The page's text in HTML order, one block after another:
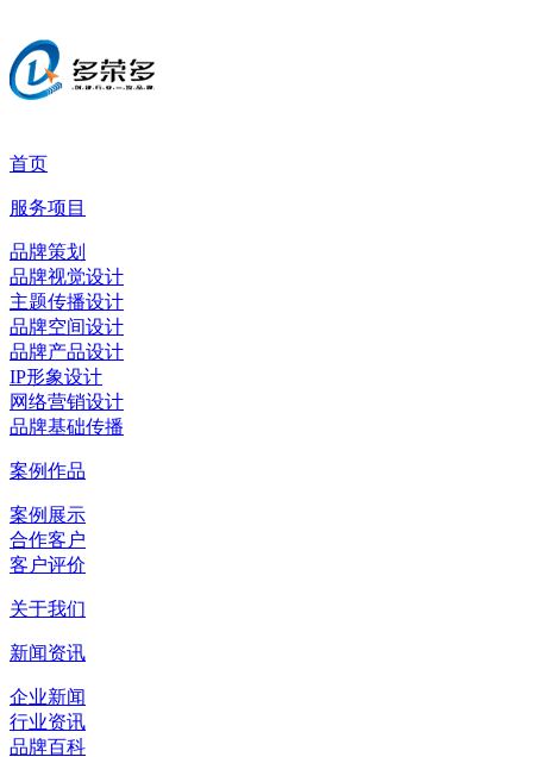
首页
服务项目
品牌策划
品牌视觉设计
主题传播设计
品牌空间设计
品牌产品设计
IP形象设计
网络营销设计
品牌基础传播
案例作品
案例展示
合作客户
客户评价
关于我们
新闻资讯
企业新闻
行业资讯
品牌百科